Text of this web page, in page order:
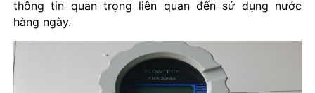
thông tin quan trọng liên quan đến sử dụng nước
hàng ngày.